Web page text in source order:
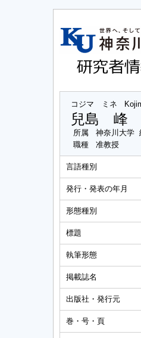
コジマ ミネ
兒島 峰
所属
神奈川大学
職種
准教授
言語種別
発行・発表の年月
形態種別
標題
執筆形態
掲載誌名
出版社・発行元
巻・号・頁